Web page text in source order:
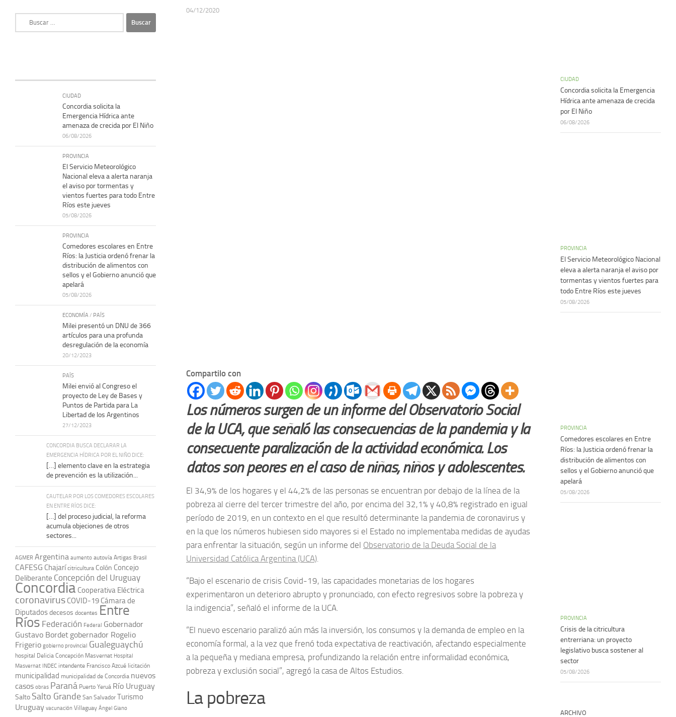
04/12/2020
Compartilo con
Los números surgen de un informe del Observatorio Social
de la UCA, que señaló las consecuencias de la pandemia y la
consecuente paralización de la actividad económica. Los
datos son peores en el caso de niñas, niños y adolescentes.
El 34,9% de los hogares y el 44,2% de las personas se encuentran por debajo de la línea de la
pobreza al cierre del tercer trimestre del año, por encima del 32,1% y 40,8% registrado en igual
período de 2019, en un contexto en el que resultó determinante la pandemia de coronavirus y
en la que los números hubiesen sido mayores si el Estado no implementaba medidas de ayudas
para enfrentar la situación, según un informe del Observatorio de la Deuda Social de la
Universidad Católica Argentina (UCA).
“Bajo el escenario de crisis Covid-19, las capacidades monetarias de los hogares
experimentaron un deterioro abrupto y pronunciado, con efecto regresivos sobre la pobreza y
la indigencia”, señaló el informe de la UCA.
“El nuevo escenario paralizó aún más la inversión, los consumos y la demanda de empleo en la
economía formal, a la vez que frenó toda expectativa de reactivación, afectando especialmente
a la pequeña y mediana empresa, profundizando la relación entre informalidad económica,
pobreza y exclusión social”, agregó la casa de Altos Estudios.
La pobreza
CIUDAD
Concordia solicita la
Emergencia Hídrica ante
amenaza de crecida por El Niño
06/08/2026
PROVINCIA
El Servicio Meteorológico
Nacional eleva a alerta naranja
el aviso por tormentas y
vientos fuertes para todo Entre
Ríos este jueves
05/08/2026
PROVINCIA
Comedores escolares en Entre
Ríos: la Justicia ordenó frenar la
distribución de alimentos con
sellos y el Gobierno anunció que
apelará
05/08/2026
ECONOMÍA / PAÍS
Milei presentó un DNU de 366
artículos para una profunda
desregulación de la economía
20/12/2023
PAÍS
Milei envió al Congreso el
proyecto de Ley de Bases y
Puntos de Partida para La
Libertad de los Argentinos
27/12/2023
CONCORDIA BUSCA DECLARAR LA
EMERGENCIA HÍDRICA POR EL NIÑO DICE:
[…] elemento clave en la estrategia
de prevención es la utilización...
CAUTELAR POR LOS COMEDORES ESCOLARES
EN ENTRE RÍOS DICE:
[…] del proceso judicial, la reforma
acumula objeciones de otros
sectores...
AGMER Argentina aumento autovía Artigas Brasil
CAFESG Chajarí citricultura Colón Concejo
Deliberante Concepción del Uruguay
Concordia Cooperativa Eléctrica
coronavirus COVID-19 Cámara de
Diputadosdecesos docentes Entre
Ríos Federación Federal Gobernador
Gustavo Bordet gobernador Rogelio
Frigerio gobierno provincial Gualeguaychú
hospital Delicia Concepción Masvernat Hospital
Masvernat INDEC intendente Francisco Azcué licitación
municipalidad municipalidad de Concordia nuevos
casos obras Paraná Puerto Yeruá Río Uruguay
Salto Salto Grande San Salvador Turismo
Uruguay vacunación Villaguay Ángel Giano
CIUDAD
Concordia solicita la Emergencia
Hídrica ante amenaza de crecida
por El Niño
06/08/2026
PROVINCIA
El Servicio Meteorológico Nacional
eleva a alerta naranja el aviso por
tormentas y vientos fuertes para
todo Entre Ríos este jueves
05/08/2026
PROVINCIA
Comedores escolares en Entre
Ríos: la Justicia ordenó frenar la
distribución de alimentos con
sellos y el Gobierno anunció que
apelará
05/08/2026
PROVINCIA
Crisis de la citricultura
entrerriana: un proyecto
legislativo busca sostener al
sector
05/08/2026
ARCHIVO